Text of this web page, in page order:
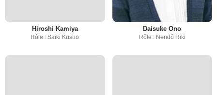
Hiroshi Kamiya
Rôle : Saiki Kusuo
Daisuke Ono
Rôle : Nendô Riki